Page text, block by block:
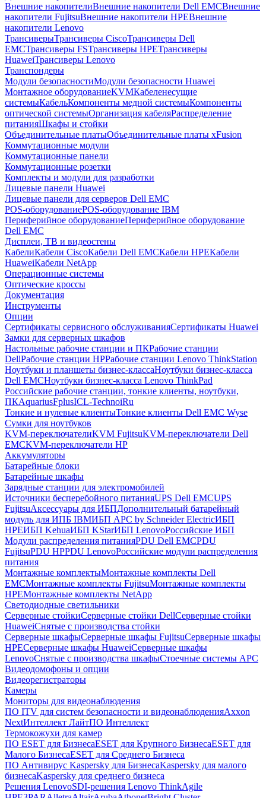
Внешние накопителиВнешние накопители Dell EMCВнешние
накопители FujitsuВнешние накопители HPEВнешние
накопители Lenovo
ТрансиверыТрансиверы CiscoТрансиверы Dell
EMCТрансиверы FSТрансиверы HPEТрансиверы
HuaweiТрансиверы Lenovo
Транспондеры
Модули безопасностиМодули безопасности Huawei
Монтажное оборудованиеKVMКабеленесущие
системыКабельКомпоненты медной системыКомпоненты
оптической системыОрганизация кабеляРаспределение
питанияШкафы и стойки
Объединительные платыОбъединительные платы xFusion
Коммутационные модули
Коммутационные панели
Коммутационные розетки
Комплекты и модули для разработки
Лицевые панели Huawei
Лицевые панели для серверов Dell EMC
POS-оборудованиеPOS-оборудование IBM
Периферийное оборудованиеПериферийное оборудование
Dell EMC
Дисплеи, ТВ и видеостены
КабелиКабели CiscoКабели Dell EMCКабели HPEКабели
HuaweiКабели NetApp
Операционные системы
Оптические кроссы
Документация
Инструменты
Опции
Сертификаты сервисного обслуживанияСертификаты Huawei
Замки для серверных шкафов
Настольные рабочие станции и ПКРабочие станции
DellРабочие станции HPРабочие станции Lenovo ThinkStation
Ноутбуки и планшеты бизнес-классаНоутбуки бизнес-класса
Dell EMCНоутбуки бизнес-класса Lenovo ThinkPad
Российские рабочие станции, тонкие клиенты, ноутбуки,
ПКAquariusFplusICL-TechnoiRu
Тонкие и нулевые клиентыТонкие клиенты Dell EMC Wyse
Сумки для ноутбуков
KVM-переключателиKVM FujitsuKVM-переключатели Dell
EMCKVM-переключатели HP
Аккумуляторы
Батарейные блоки
Батарейные шкафы
Зарядные станции для электромобилей
Источники бесперебойного питанияUPS Dell EMCUPS
FujitsuАксессуары для ИБПДополнительный батарейный
модуль для ИПБ IBMИБП APC by Schneider ElectricИБП
HPEИБП KehuaИБП KStarИБП LenovoРоссийские ИБП
Модули распределения питанияPDU Dell EMCPDU
FujitsuPDU HPPDU LenovoРоссийские модули распределения
питания
Монтажные комплектыМонтажные комплекты Dell
EMCМонтажные комплекты FujitsuМонтажные комплекты
HPEМонтажные комплекты NetApp
Светодиодные светильники
Серверные стойкиСерверные стойки DellСерверные стойки
HuaweiСнятые с производства стойки
Серверные шкафыСерверные шкафы FujitsuСерверные шкафы
HPEСерверные шкафы HuaweiСерверные шкафы
LenovoСнятые с производства шкафыСтоечные системы APC
Видеодомофоны и опции
Видеорегистраторы
Камеры
Мониторы для видеонаблюдения
ПО ITV для систем безопасности и видеонаблюденияAxxon
NextИнтеллект ЛайтПО Интеллект
Термокожухи для камер
ПО ESET для БизнесаESET для Крупного БизнесаESET для
Малого БизнесаESET для Среднего Бизнеса
ПО Антивирус Kaspersky для БизнесаKaspersky для малого
бизнесаKaspersky для среднего бизнеса
Решения LenovoSDI-решения Lenovo ThinkAgile